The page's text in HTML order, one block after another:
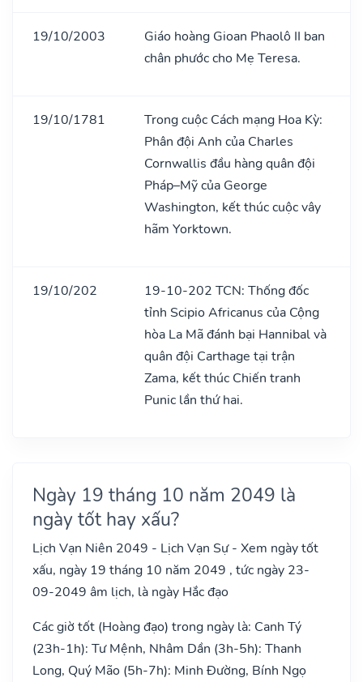
19/10/2003
Giáo hoàng Gioan Phaolô II ban
chân phước cho Mẹ Teresa.
19/10/1781
Trong cuộc Cách mạng Hoa Kỳ:
Phân đội Anh của Charles
Cornwallis đầu hàng quân đội
Pháp–Mỹ của George
Washington, kết thúc cuộc vây
hãm Yorktown.
19/10/202
19-10-202 TCN: Thống đốc
tỉnh Scipio Africanus của Cộng
hòa La Mã đánh bại Hannibal và
quân đội Carthage tại trận
Zama, kết thúc Chiến tranh
Punic lần thứ hai.
Ngày 19 tháng 10 năm 2049 là
ngày tốt hay xấu?
Lịch Vạn Niên 2049 - Lịch Vạn Sự - Xem ngày tốt
xấu, ngày 19 tháng 10 năm 2049 , tức ngày 23-
09-2049 âm lịch, là ngày Hắc đạo
Các giờ tốt (Hoàng đạo) trong ngày là: Canh Tý
(23h-1h): Tư Mệnh, Nhâm Dần (3h-5h): Thanh
Long, Quý Mão (5h-7h): Minh Đường, Bính Ngọ